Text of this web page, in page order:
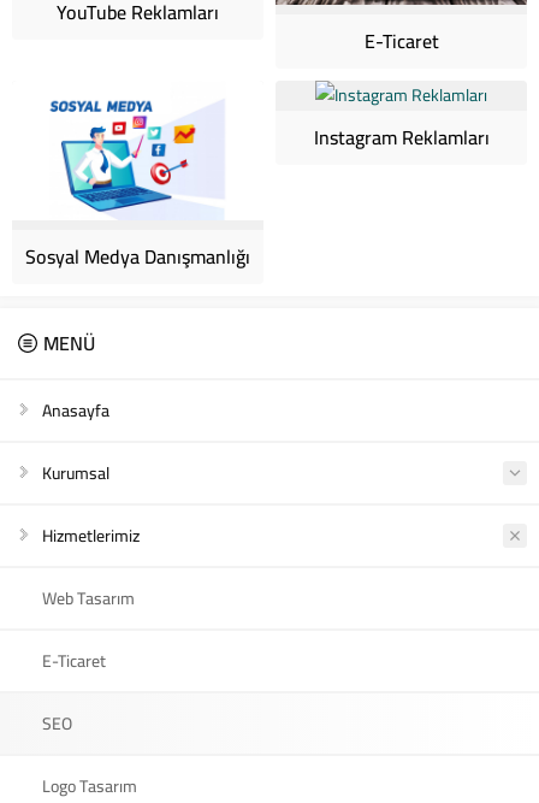
YouTube Reklamları
E-Ticaret
Sosyal Medya Danışmanlığı
Instagram Reklamları
MENÜ
Anasayfa
Kurumsal
Hizmetlerimiz
Web Tasarım
E-Ticaret
SEO
Logo Tasarım